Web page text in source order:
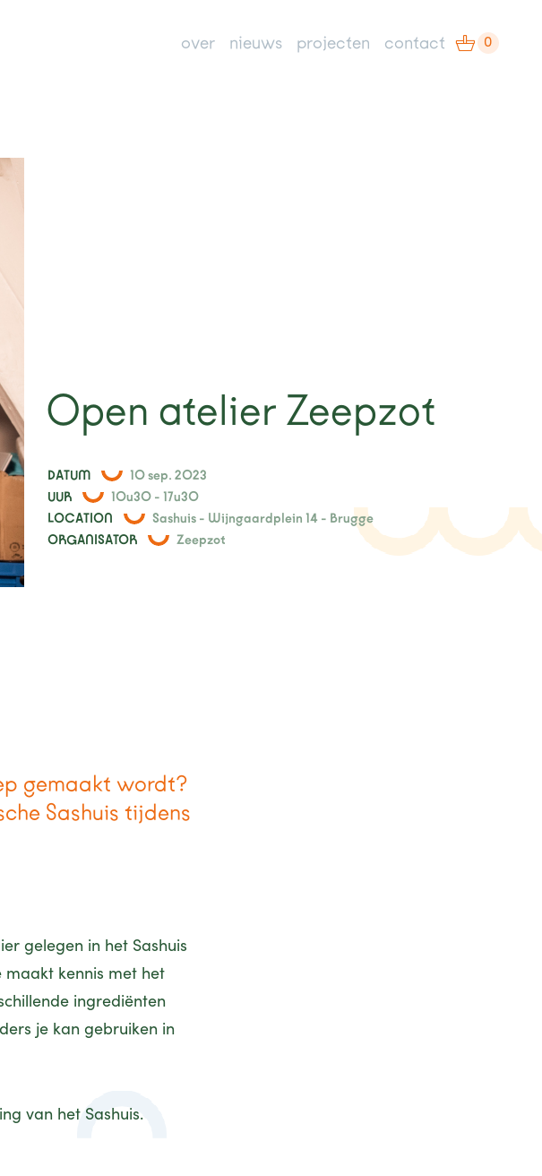
over nieuws projecten contact 0
Open atelier Zeepzot
DATUM
10 sep. 2023
UUR
10u30 - 17u30
LOCATION
Sashuis - Wijngaardplein 14 - Brugge
ORGANISATOR
Zeepzot
gemaakt wordt?
Sashuis tijdens
gelegen in het Sashuis
maakt kennis met het
ingrediënten
je kan gebruiken in
van het Sashuis.